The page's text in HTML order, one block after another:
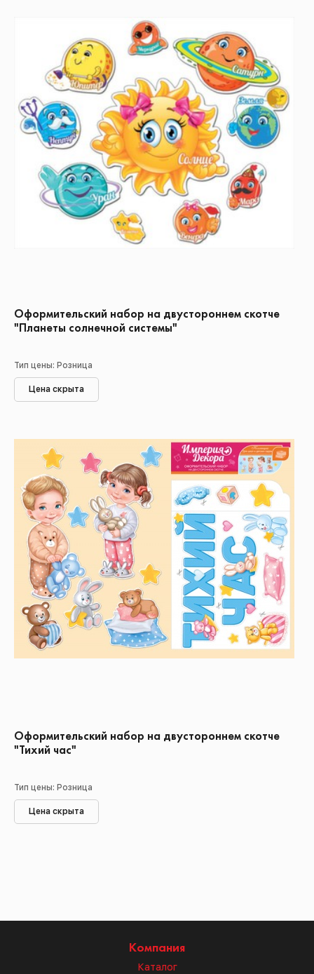
Оформительский набор на двустороннем скотче
"Планеты солнечной системы"
Тип цены: Розница
Цена скрыта
Оформительский набор на двустороннем скотче
"Тихий час"
Тип цены: Розница
Цена скрыта
Компания
Каталог